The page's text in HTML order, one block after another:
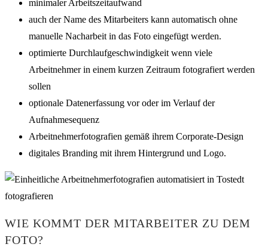
minimaler Arbeitszeitaufwand
auch der Name des Mitarbeiters kann automatisch ohne
manuelle Nacharbeit in das Foto eingefügt werden.
optimierte Durchlaufgeschwindigkeit wenn viele
Arbeitnehmer in einem kurzen Zeitraum fotografiert werden
sollen
optionale Datenerfassung vor oder im Verlauf der
Aufnahmesequenz
Arbeitnehmerfotografien gemäß ihrem Corporate-Design
digitales Branding mit ihrem Hintergrund und Logo.
WIE KOMMT DER MITARBEITER ZU DEM
FOTO?